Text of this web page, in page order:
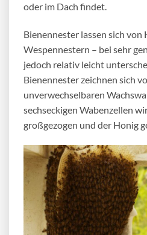
oder im Dach findet.
Bienennester lassen sich von
Wespennestern – bei sehr
jedoch relativ leicht
Bienennester zeichnen sich
unverwechselbaren
sechseckigen Wabenzellen
großgezogen und der Honig